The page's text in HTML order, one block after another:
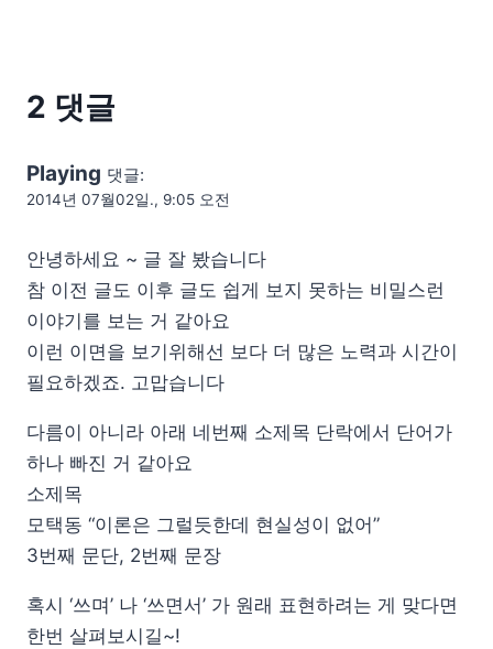
2 댓글
Playing 댓글:
2014년 07월02일., 9:05 오전
안녕하세요 ~ 글 잘 봤습니다
참 이전 글도 이후 글도 쉽게 보지 못하는 비밀스런
이야기를 보는 거 같아요
이런 이면을 보기위해선 보다 더 많은 노력과 시간이
필요하겠죠. 고맙습니다
다름이 아니라 아래 네번째 소제목 단락에서 단어가
하나 빠진 거 같아요
소제목
모택동 “이론은 그럴듯한데 현실성이 없어”
3번째 문단, 2번째 문장
혹시 ‘쓰며’ 나 ‘쓰면서’ 가 원래 표현하려는 게 맞다면
한번 살펴보시길~!